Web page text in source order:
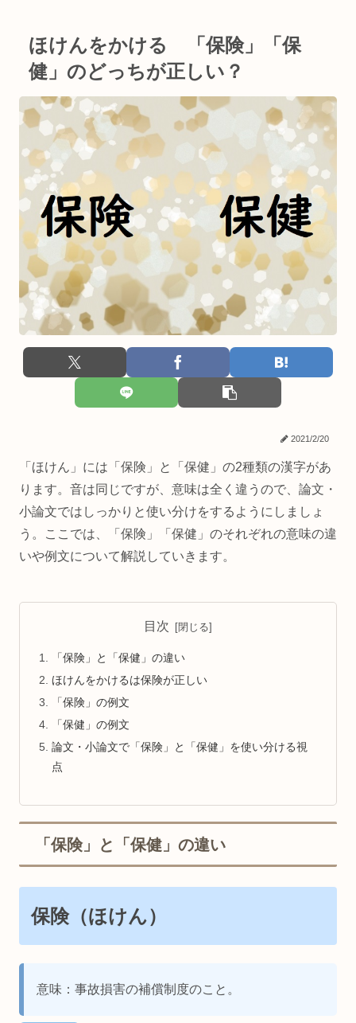
ほけんをかける 「保険」「保
健」のどっちが正しい？
2021/2/20
「ほけん」には「保険」と「保健」の2種類の漢字があ
ります。音は同じですが、意味は全く違うので、論文・
小論文ではしっかりと使い分けをするようにしましょ
う。ここでは、「保険」「保健」のそれぞれの意味の違
いや例文について解説していきます。
目次
「保険」と「保健」の違い
ほけんをかけるは保険が正しい
「保険」の例文
「保健」の例文
論文・小論文で「保険」と「保健」を使い分ける視
点
「保険」と「保健」の違い
保険（ほけん）
意味：事故損害の補償制度のこと。